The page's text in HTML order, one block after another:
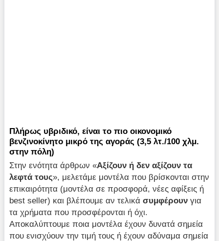
Πλήρως υβριδικό, είναι το πιο οικονομικό
βενζινοκίνητο μικρό της αγοράς (3,5 λτ./100 χλμ.
στην πόλη)
Στην ενότητα άρθρων «Αξίζουν ή δεν αξίζουν τα
λεφτά τους», μελετάμε μοντέλα που βρίσκονται στην
επικαιρότητα (μοντέλα σε προσφορά, νέες αφίξεις ή
best seller) και βλέπουμε αν τελικάσυμφέρουνγια
τα χρήματα που προσφέρονται ή όχι.
Αποκαλύπτουμε ποια μοντέλα έχουν δυνατά σημεία
που ενισχύουν την τιμή τους ή έχουν αδύναμα σημεία